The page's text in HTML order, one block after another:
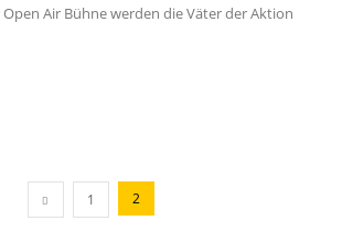
Air Bühne werden die Väter der Aktion
1 2